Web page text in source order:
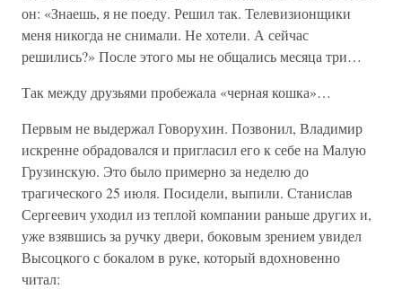
он: «Знаешь, я не поеду. Решил так. Телевизионщики
меня никогда не снимали. Не хотели. А сейчас
решились?» После этого мы не общались месяца три…
Так между друзьями пробежала «черная кошка»…
Первым не выдержал Говорухин. Позвонил, Владимир
искренне обрадовался и пригласил его к себе на Малую
Грузинскую. Это было примерно за неделю до
трагического 25 июля. Посидели, выпили. Станислав
Сергеевич уходил из теплой компании раньше других и,
уже взявшись за ручку двери, боковым зрением увидел
Высоцкого с бокалом в руке, который вдохновенно
читал: